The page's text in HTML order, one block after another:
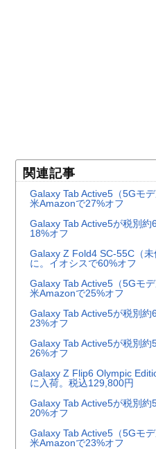
関連記事
Galaxy Tab Active5（5Gモ
米Amazonで27%オフ
Galaxy Tab Active5が税別
18%オフ
Galaxy Z Fold4 SC-55C（
に。イオシスで60%オフ
Galaxy Tab Active5（5Gモ
米Amazonで25%オフ
Galaxy Tab Active5が税別
23%オフ
Galaxy Tab Active5が税別
26%オフ
Galaxy Z Flip6 Olympic
に入荷。税込129,800円
Galaxy Tab Active5が税別
20%オフ
Galaxy Tab Active5（5Gモ
米Amazonで23%オフ